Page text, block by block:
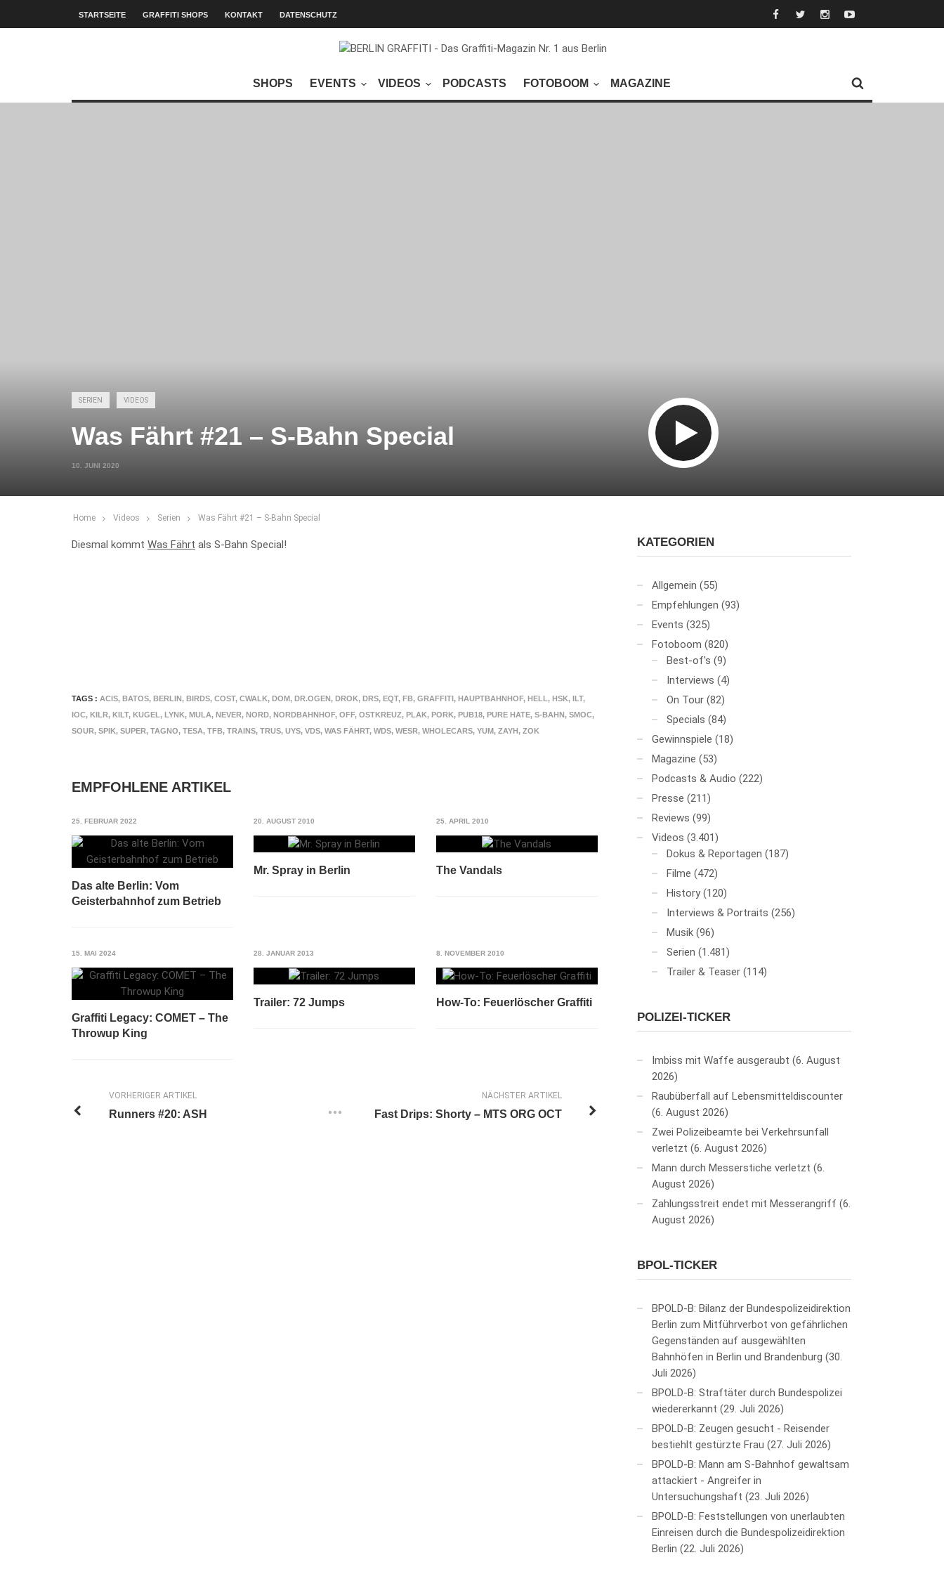
STARTSEITE GRAFFITI SHOPS KONTAKT DATENSCHUTZ
SHOPS EVENTS VIDEOS PODCASTS FOTOBOOM MAGAZINE
SERIEN VIDEOS
Was Fährt #21 – S-Bahn Special
10. JUNI 2020
Home Videos Serien Was Fährt #21 – S-Bahn Special
Diesmal kommt Was Fährt als S-Bahn Special!
TAGS : ACIS, BATOS, BERLIN, BIRDS, COST, CWALK, DOM, DR.OGEN, DROK, DRS, EQT, FB, GRAFFITI, HAUPTBAHNHOF, HELL , HSK, ILT,
IOC, KILR, KILT, KUGEL , LYNK, MULA, NEVER, NORD, NORDBAHNHOF, OFF, OSTKREUZ, PLAK, PORK, PUB18, PURE HATE, S-BAHN, SMOC,
SOUR, SPIK, SUPER, TAGNO, TESA, TFB, TRAINS, TRUS, UYS, VDS, WAS FÄHRT, WDS, WESR, WHOLECARS, YUM, ZAYH, ZOK
EMPFOHLENE ARTIKEL
25. FEBRUAR 2022
Das alte Berlin: Vom
Geisterbahnhof zum Betrieb
20. AUGUST 2010
Mr. Spray in Berlin
25. APRIL 2010
The Vandals
15. MAI 2024
Graffiti Legacy: COMET – The
Throwup King
28. JANUAR 2013
Trailer: 72 Jumps
8. NOVEMBER 2010
How-To: Feuerlöscher Graffiti
NÄCHSTER ARTIKEL
Fast Drips: Shorty – MTS ORG OCT
VORHERIGER ARTIKEL
Runners #20: ASH
KATEGORIEN
Allgemein (55)
Empfehlungen (93)
Events (325)
Fotoboom (820)
Best-of's (9)
Interviews (4)
On Tour (82)
Specials (84)
Gewinnspiele (18)
Magazine (53)
Podcasts & Audio (222)
Presse (211)
Reviews (99)
Videos (3.401)
Dokus & Reportagen (187)
Filme (472)
History (120)
Interviews & Portraits (256)
Musik (96)
Serien (1.481)
Trailer & Teaser (114)
POLIZEI-TICKER
Imbiss mit Waffe ausgeraubt 6. August
2026
Raubüberfall auf Lebensmitteldiscounter
6. August 2026
Zwei Polizeibeamte bei Verkehrsunfall
verletzt 6. August 2026
Mann durch Messerstiche verletzt 6.
August 2026
Zahlungsstreit endet mit Messerangriff 6.
August 2026
BPOL-TICKER
BPOLD-B: Bilanz der Bundespolizeidirektion
Berlin zum Mitführverbot von gefährlichen
Gegenständen auf ausgewählten
Bahnhöfen in Berlin und Brandenburg 30.
Juli 2026
BPOLD-B: Straftäter durch Bundespolizei
wiedererkannt 29. Juli 2026
BPOLD-B: Zeugen gesucht - Reisender
bestiehlt gestürzte Frau 27. Juli 2026
BPOLD-B: Mann am S-Bahnhof gewaltsam
attackiert - Angreifer in
Untersuchungshaft 23. Juli 2026
BPOLD-B: Feststellungen von unerlaubten
Einreisen durch die Bundespolizeidirektion
Berlin 22. Juli 2026